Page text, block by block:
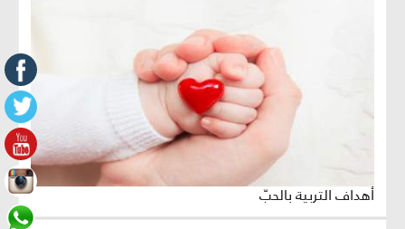
أهداف التربية بالحبّ